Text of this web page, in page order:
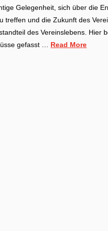
Gelegenheit, sich über die
treffen und die Zukunft des
des Vereinslebens. Hier
gefasst … Read More